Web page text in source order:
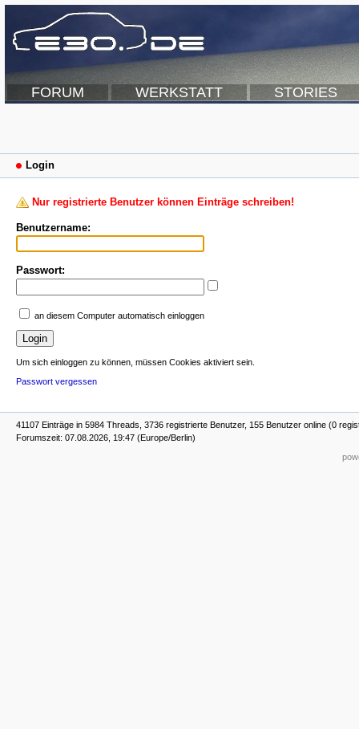
FORUM WERKSTATT STORIES
Login
Nur registrierte Benutzer können Einträge schreiben!
Benutzername:
Passwort:
an diesem Computer automatisch einloggen
Um sich einloggen zu können, müssen Cookies aktiviert sein.
Passwort vergessen
41107 Einträge in 5984 Threads, 3736 registrierte Benutzer, 155 Benutzer online (0
Forumszeit: 07.08.2026, 19:47 (Europe/Berlin)